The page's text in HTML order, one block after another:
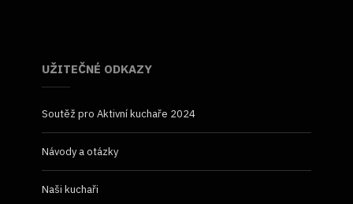
UŽITEČNÉ ODKAZY
Soutěž pro Aktivní kuchaře 2024
Návody a otázky
Naši kuchaři